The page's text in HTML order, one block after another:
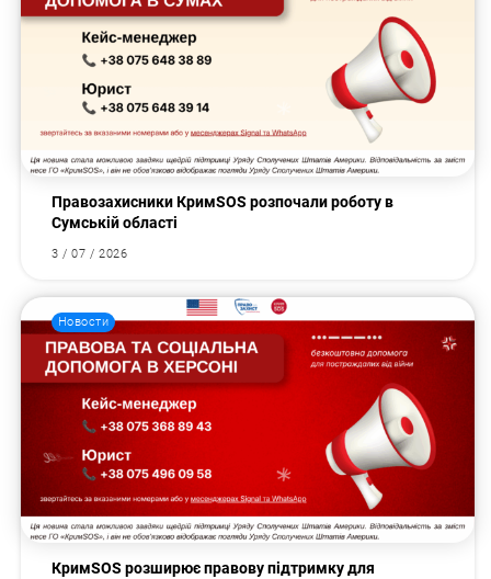
Правозахисники КримSOS розпочали роботу в
Сумській області
3 / 07 / 2026
Новости
КримSOS розширює правову підтримку для